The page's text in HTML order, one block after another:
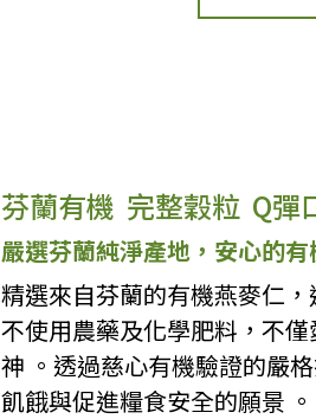
芬蘭有機 完整穀粒 Q彈
嚴選芬蘭純淨產地，安心的
精選來自芬蘭的有機燕麥仁
不使用農藥及化學肥料，不
神 。透過慈心有機驗證的嚴
飢餓與促進糧食安全的願景 。